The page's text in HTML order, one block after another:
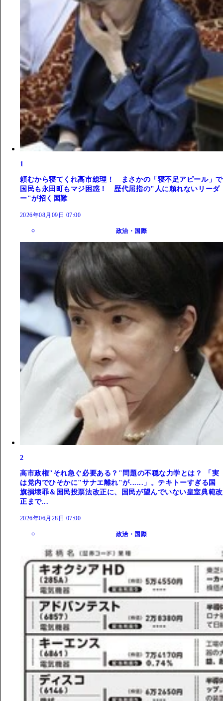
1
頼むから寝てくれ高市総理！ まさかの「寝不足アピール」で
国民も永田町もマジ困惑！ 歴代屈指の"人に頼れないリーダ
ー"が招く国難
2026年08月09日 07:00
政治・国際
2
高市政権"それ急ぐ必要ある？"問題の不穏な力学とは？ 「実
は党内でひそかに"サナエ離れ"が......」。テキトーすぎる国
旗損壊罪＆国民投票法改正に、国民が望んでいない皇室典範改
正まで...
2026年06月28日 07:00
政治・国際